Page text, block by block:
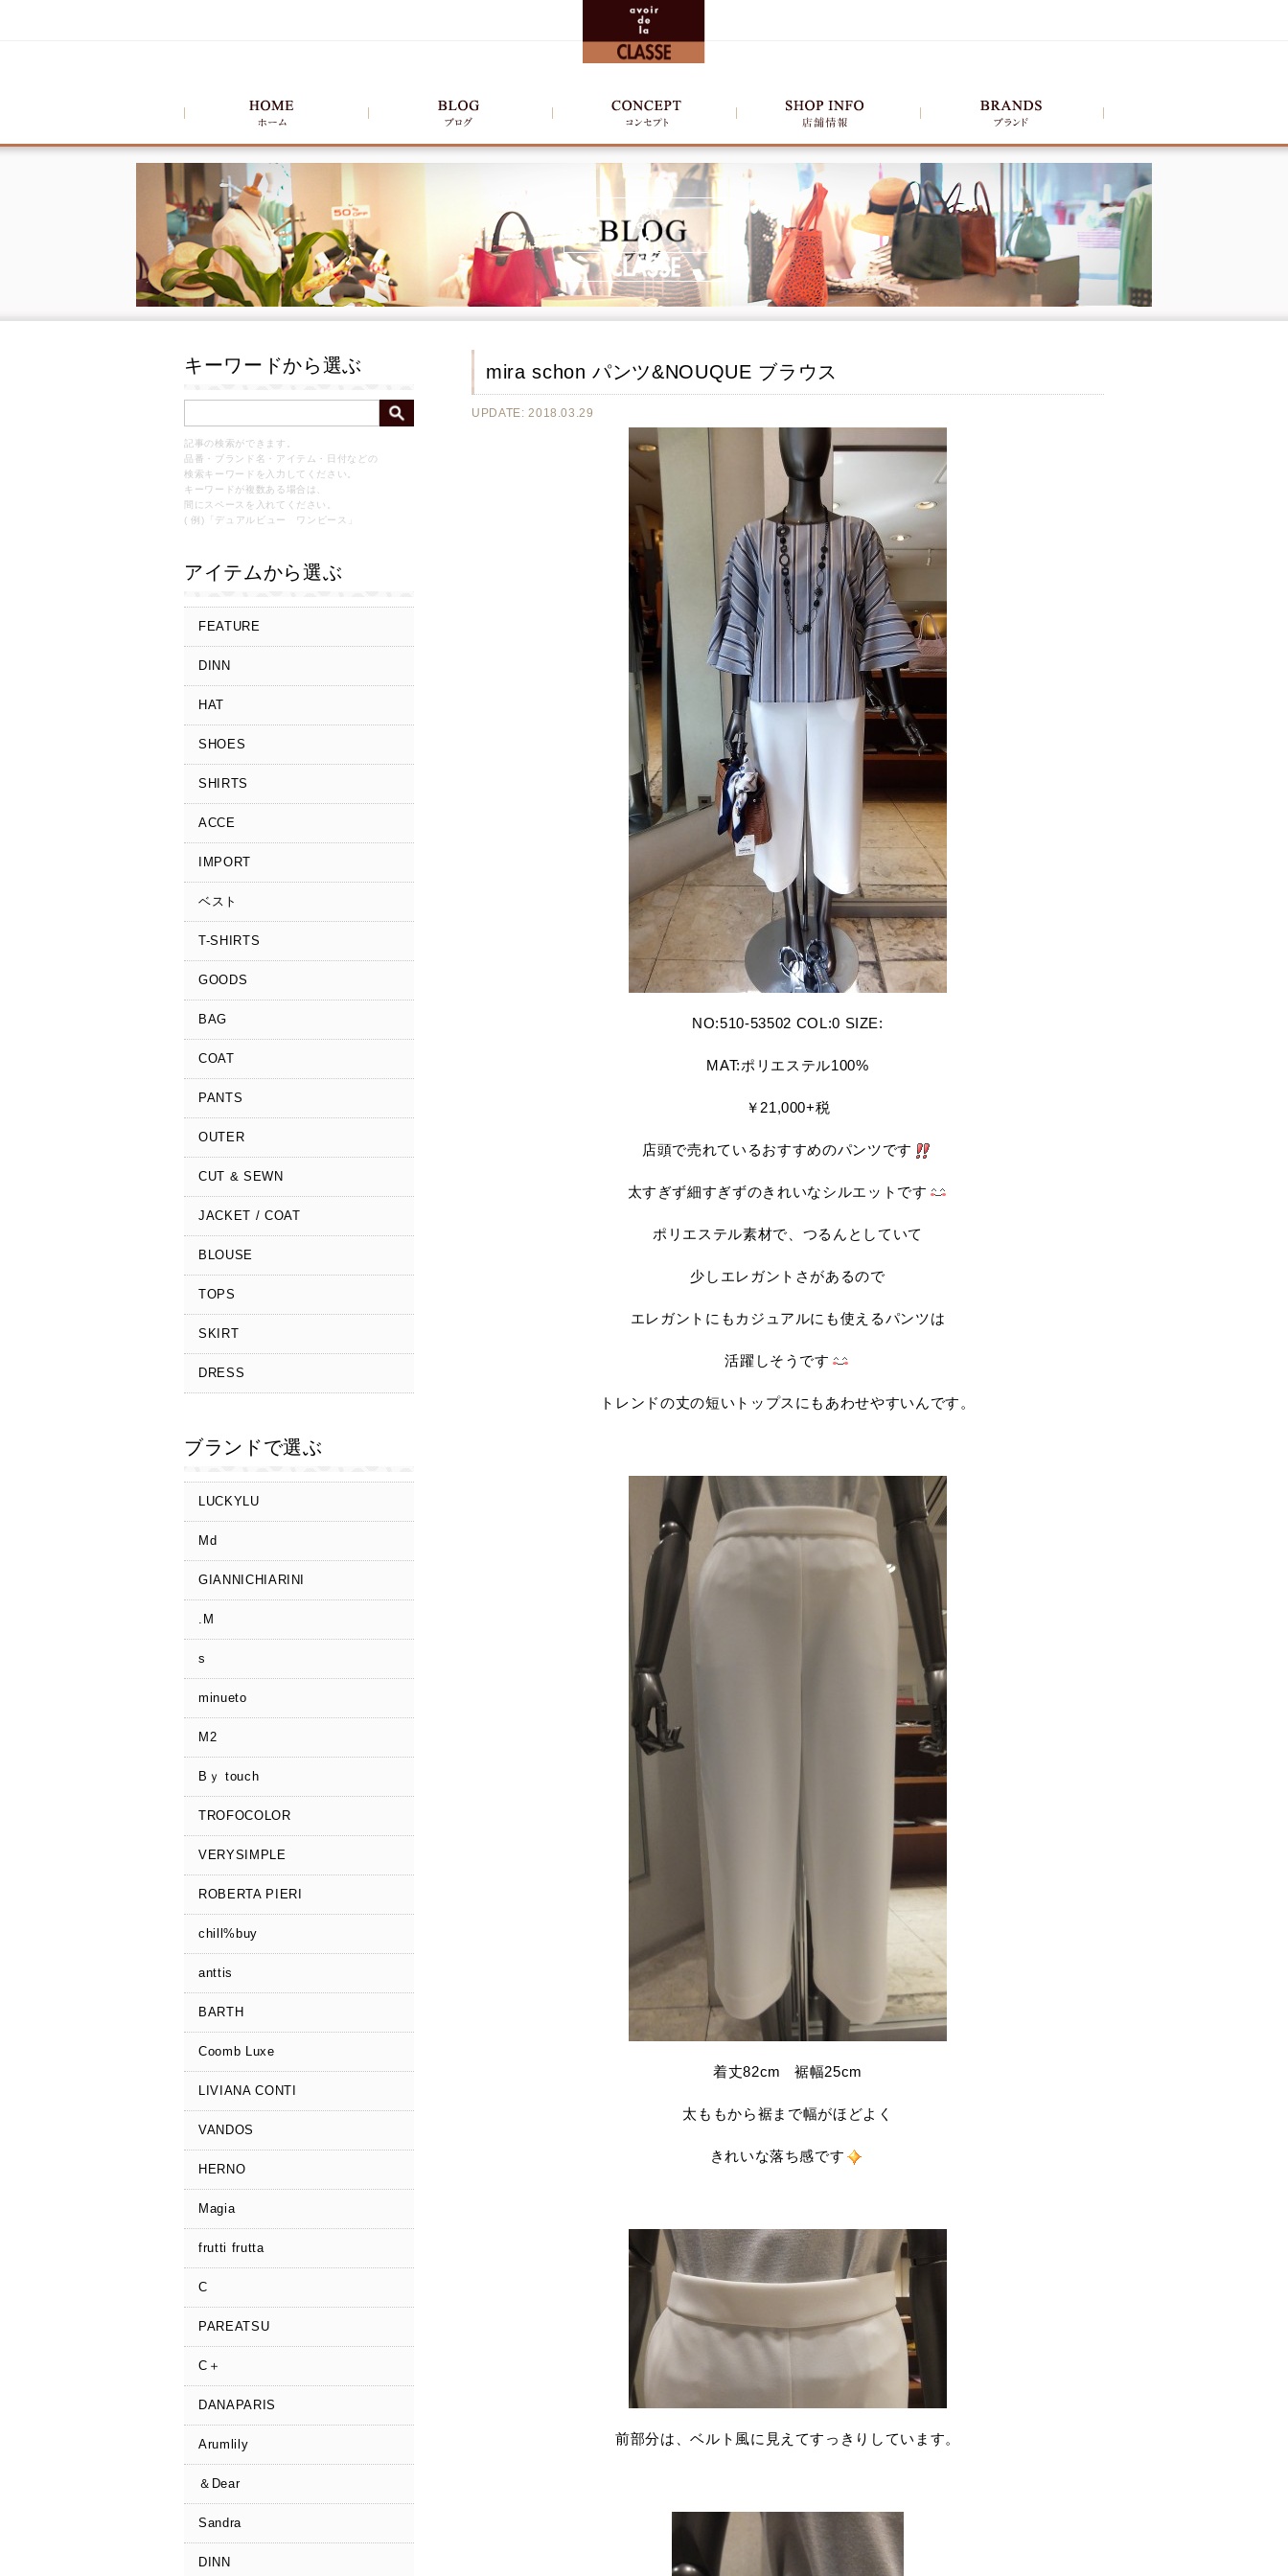
キーワードから選ぶ
記事の検索ができます。
品番・ブランド名・アイテム・日付などの
検索キーワードを入力してください。
キーワードが複数ある場合は、
間にスペースを入れてください。
( 例)「デュアルビュー ワンピース」
アイテムから選ぶ
FEATURE
DINN
HAT
SHOES
SHIRTS
ACCE
IMPORT
ベスト
T-SHIRTS
GOODS
BAG
COAT
PANTS
OUTER
CUT & SEWN
JACKET / COAT
BLOUSE
TOPS
SKIRT
DRESS
ブランドで選ぶ
LUCKYLU
Md
GIANNICHIARINI
.M
s
minueto
M2
Bｙ touch
TROFOCOLOR
VERYSIMPLE
ROBERTA PIERI
chill%buy
anttis
BARTH
Coomb Luxe
LIVIANA CONTI
VANDOS
HERNO
Magia
frutti frutta
C
PAREATSU
C＋
DANAPARIS
Arumlily
＆Dear
Sandra
DINN
mira schon パンツ&NOUQUE ブラウス
UPDATE: 2018.03.29
NO:510-53502 COL:0 SIZE:
MAT:ポリエステル100%
￥21,000+税
店頭で売れているおすすめのパンツです
太すぎず細すぎずのきれいなシルエットです
ポリエステル素材で、つるんとしていて
少しエレガントさがあるので
エレガントにもカジュアルにも使えるパンツは
活躍しそうです
トレンドの丈の短いトップスにもあわせやすいんです。
着丈82cm 裾幅25cm
太ももから裾まで幅がほどよく
きれいな落ち感です
前部分は、ベルト風に見えてすっきりしています。